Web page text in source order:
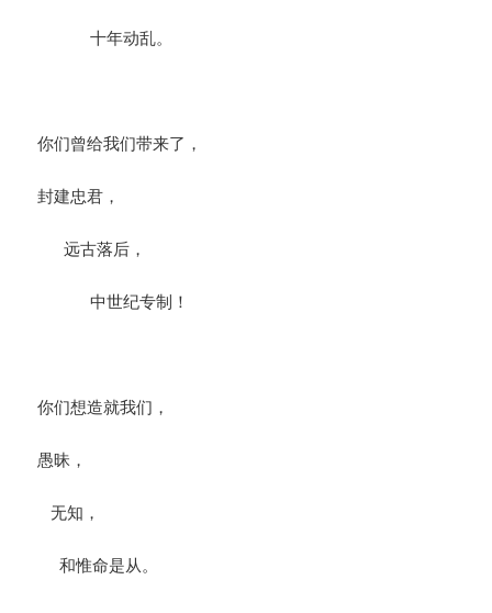
十年动乱。
你们曾给我们带来了，
封建忠君，
远古落后，
中世纪专制！
你们想造就我们，
愚昧，
无知，
和惟命是从。